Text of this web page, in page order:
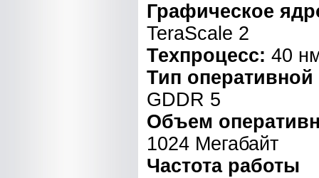
Графическое
TeraScale 2
Техпроцесс: 40
Тип
GDDR 5
Объем
1024 Мегабайт
Частота работы